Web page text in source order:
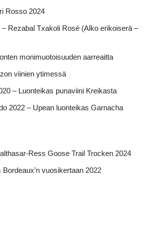
Rosso 2024
Rezabal Txakoli Rosé (Alko erikoiserä –
monimuotoisuuden aarreaitta
viinien ytimessä
– Luonteikas punaviini Kreikasta
2022 – Upean luonteikas Garnacha
Ress Goose Trail Trocken 2024
vuosikertaan 2022